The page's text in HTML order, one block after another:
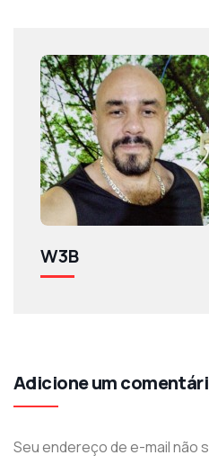
W3B
Adicione um
Seu endereço de e-mail não